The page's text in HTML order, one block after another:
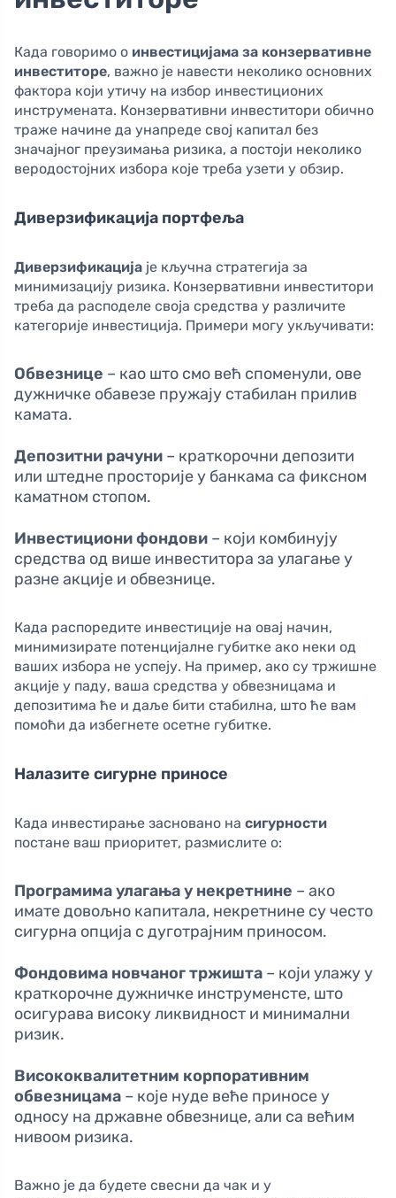
Када говоримо о инвестицијама за конзервативне
инвеститоре, важно је навести неколико основних
фактора који утичу на избор инвестиционих
инструмената. Конзервативни инвеститори обично
траже начине да унапреде свој капитал без
значајног преузимања ризика, а постоји неколико
веродостојних избора које треба узети у обзир.
Диверзификација портфеља
Диверзификација је кључна стратегија за
минимизацију ризика. Конзервативни инвеститори
треба да расподеле своја средства у различите
категорије инвестиција. Примери могу укључивати:
Обвезнице – као што смо већ споменули, ове
дужничке обавезе пружају стабилан прилив
камата.
Депозитни рачуни – краткорочни депозити
или штедне просторије у банкама са фиксном
каматном стопом.
Инвестициони фондови – који комбинују
средства од више инвеститора за улагање у
разне акције и обвезнице.
Када распоредите инвестиције на овај начин,
минимизирате потенцијалне губитке ако неки од
ваших избора не успеју. На пример, ако су тржишне
акције у паду, ваша средства у обвезницама и
депозитима ће и даље бити стабилна, што ће вам
помоћи да избегнете осетне губитке.
Налазите сигурне приносе
Када инвестирање засновано на сигурности
постане ваш приоритет, размислите о:
Програмима улагања у некретнине – ако
имате довољно капитала, некретнине су често
сигурна опција с дуготрајним приносом.
Фондовима новчаног тржишта – који улажу у
краткорочне дужничке инструменсте, што
осигурава високу ликвидност и минимални
ризик.
Висококвалитетним корпоративним
обвезницама – које нуде веће приносе у
односу на државне обвезнице, али са већим
нивоом ризика.
Важно је да будете свесни да чак и у